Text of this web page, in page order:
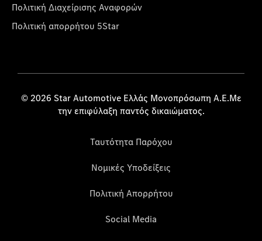
Πολιτική Διαχείρισης Αναφορών
Πολιτική απορρήτου 5Star
© 2026 Star Automotive Ελλάς Μονοπρόσωπη Α.Ε.Με
την επιφύλαξη παντός δικαιώματος.
Ταυτότητα Παρόχου
Νομικές Υποδείξεις
Πολιτική Απορρήτου
Social Media